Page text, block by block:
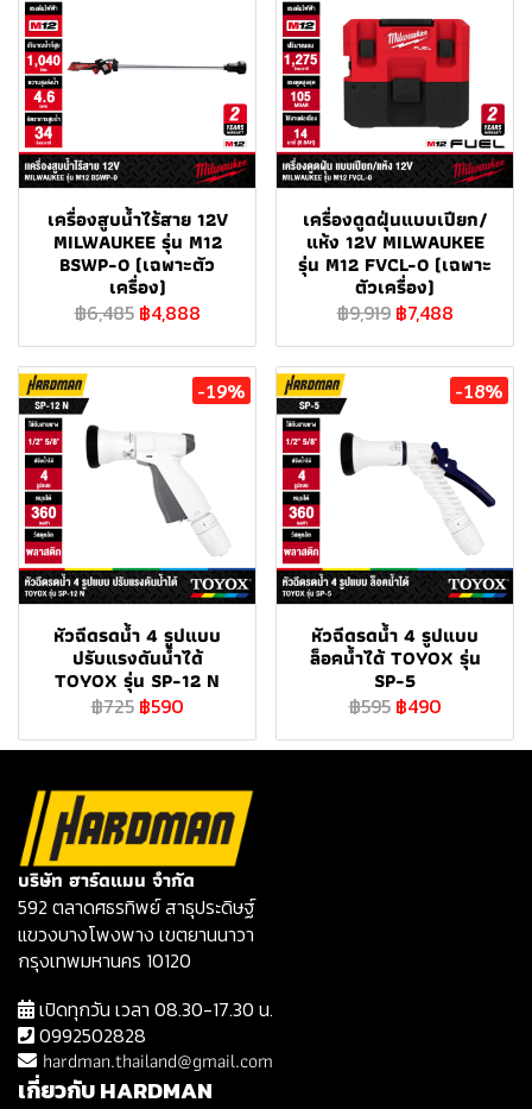
เครื่องสูบน้ำไร้สาย 12V
MILWAUKEE รุ่น M12
BSWP-0 (เฉพาะตัว
เครื่อง)
฿6,485 ฿4,888
เครื่องดูดฝุ่นแบบเปียก/
แห้ง 12V MILWAUKEE
รุ่น M12 FVCL-0 (เฉพาะ
ตัวเครื่อง)
฿9,919 ฿7,488
-19%
หัวฉีดรดน้ำ 4 รูปแบบ
ปรับแรงดันน้ำได้
TOYOX รุ่น SP-12 N
฿725 ฿590
-18%
หัวฉีดรดน้ำ 4 รูปแบบ
ล็อคน้ำได้ TOYOX รุ่น
SP-5
฿595 ฿490
บริษัท ฮาร์ดแมน จำกัด
592 ตลาดศธรทิพย์ สาธุประดิษฐ์
แขวงบางโพงพาง เขตยานนาวา
กรุงเทพมหานคร 10120
เปิดทุกวัน เวลา 08.30-17.30 น.
0992502828
hardman.thailand@gmail.com
เกี่ยวกับ HARDMAN